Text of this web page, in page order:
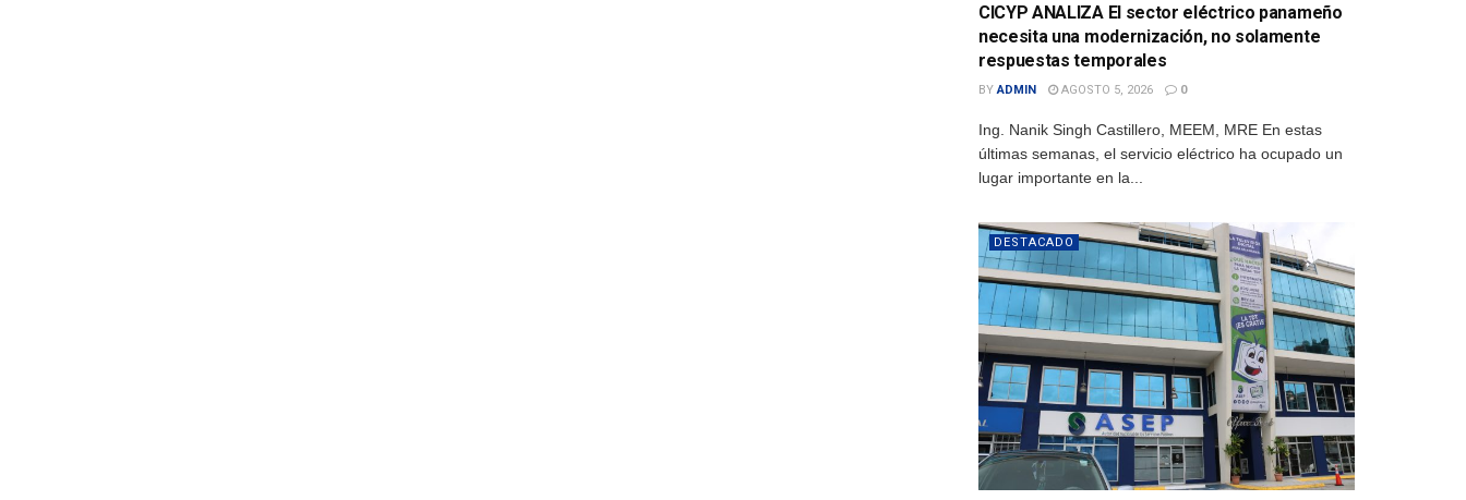
CICYP ANALIZA El sector eléctrico panameño
necesita una modernización, no solamente
respuestas temporales
BY ADMIN AGOSTO 5, 2026 0
Ing. Nanik Singh Castillero, MEEM, MRE En estas
últimas semanas, el servicio eléctrico ha ocupado un
lugar importante en la...
DESTACADO